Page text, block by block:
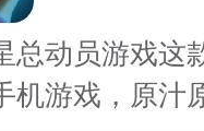
总动员游戏这
机游戏，原汁